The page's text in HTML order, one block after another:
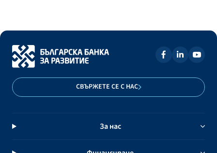
СВЪРЖЕТЕ СЕ С НАС
За нас